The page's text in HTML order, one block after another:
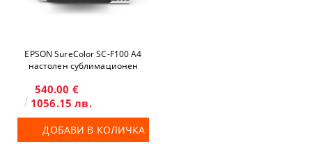
EPSON SureColor SC-F100 A4
настолен сублимационен
540.00 €
1056.15 лв.
ДОБАВИ В КОЛИЧКА